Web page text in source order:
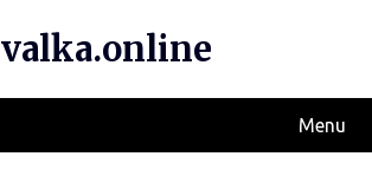
valka.online
Menu